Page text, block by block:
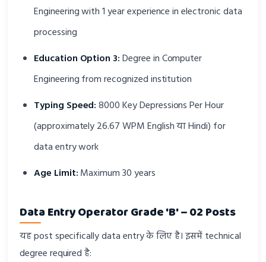
Engineering with 1 year experience in electronic data
processing
Education Option 3:Degree in Computer
Engineering from recognized institution
Typing Speed:8000 Key Depressions Per Hour
(approximately 26.67 WPM English या Hindi) for
data entry work
Age Limit:Maximum 30 years
Data Entry Operator Grade 'B' – 02 Posts
यह post specifically data entry के लिए है। इसमें technical
degree required है: